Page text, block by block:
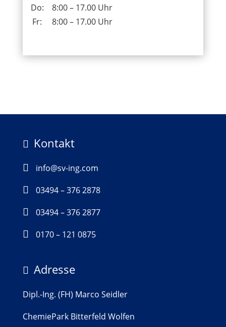
Do:
8:00 – 17.00 Uhr
Fr:
8:00 – 17.00 Uhr
 Kontakt

info@sv-ing.com

03494 – 376 2878

03494 – 376 2877

0170 – 121 0875
 Adresse
Dipl.-Ing. (FH) Marco Seidler
ChemiePark Bitterfeld Wolfen